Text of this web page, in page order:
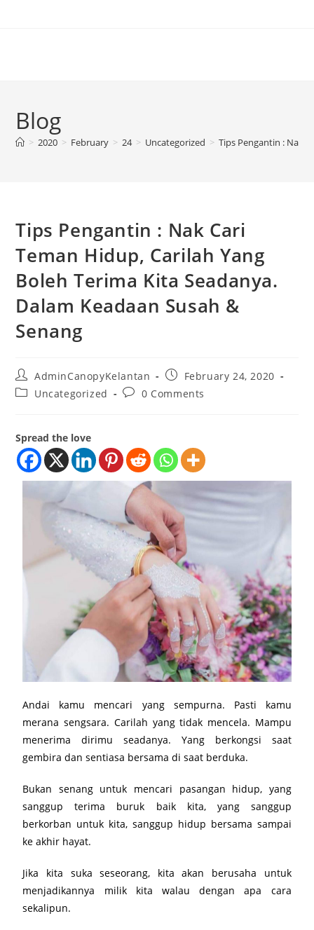
Blog
> 2020 > February > 24 > Uncategorized > Tips Pengantin : Nak
Tips Pengantin : Nak Cari
Teman Hidup, Carilah Yang
Boleh Terima Kita Seadanya.
Dalam Keadaan Susah &
Senang
AdminCanopyKelantan
February 24, 2020
Uncategorized
0 Comments
Spread the love
Andai kamu mencari yang sempurna. Pasti kamu
merana sengsara. Carilah yang tidak mencela. Mampu
menerima dirimu seadanya. Yang berkongsi saat
gembira dan sentiasa bersama di saat berduka.
Bukan senang untuk mencari pasangan hidup, yang
sanggup terima buruk baik kita, yang sanggup
berkorban untuk kita, sanggup hidup bersama sampai
ke akhir hayat.
Jika kita suka seseorang, kita akan berusaha untuk
menjadikannya milik kita walau dengan apa cara
sekalipun.